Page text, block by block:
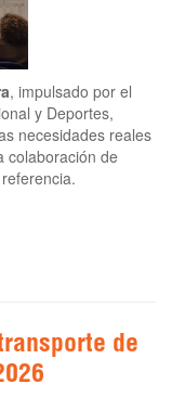
, impulsado por el
y Deportes,
necesidades reales
colaboración de
de